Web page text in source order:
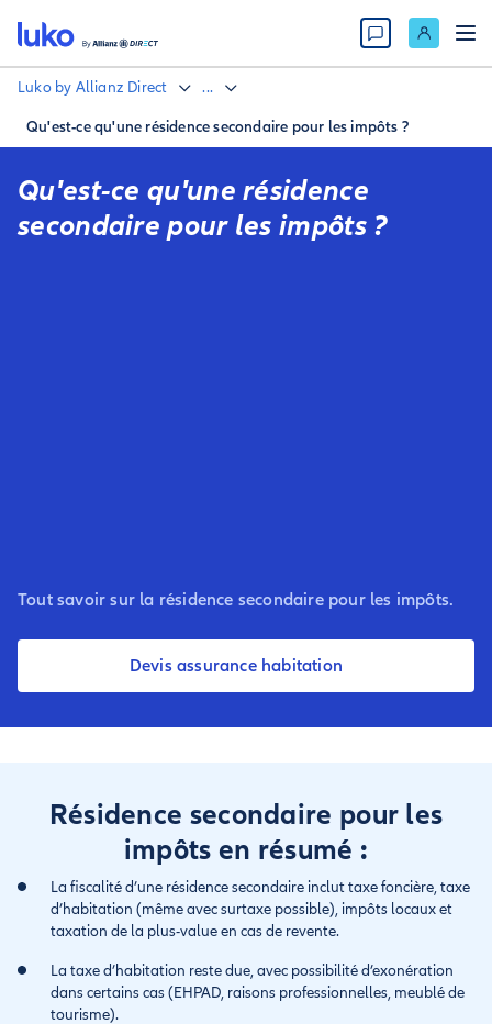
Luko by Allianz Direct ...
Qu'est-ce qu'une résidence secondaire pour les impôts ?
Qu'est-ce qu'une résidence
secondaire pour les impôts ?
Tout savoir sur la résidence secondaire pour les impôts.
Devis assurance habitation
Résidence secondaire pour les
impôts en résumé :
La fiscalité d’une résidence secondaire inclut taxe foncière, taxe
d’habitation (même avec surtaxe possible), impôts locaux et
taxation de la plus-value en cas de revente.
La taxe d’habitation reste due, avec possibilité d’exonération
dans certains cas (EHPAD, raisons professionnelles, meublé de
tourisme).